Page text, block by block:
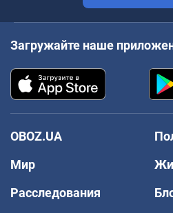
Загружайте наше
OBOZ.UA
Мир
Расследования